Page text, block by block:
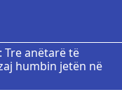
Tre anëtarë të
humbin jetën në